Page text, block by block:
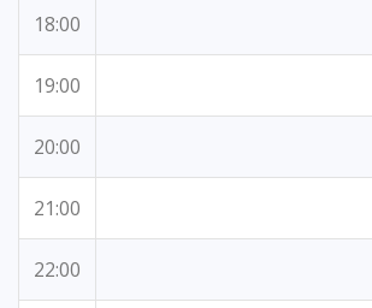
18:00
19:00
20:00
21:00
22:00